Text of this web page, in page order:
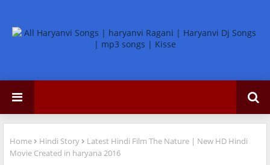
Home Hindi Story
Latest Hindi Film The Nature | New HD Hindi
Movie Created in haryana 2016